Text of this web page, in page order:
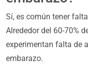
Sí, es común tener
Alrededor del 60-70%
experimentan falta de
embarazo.